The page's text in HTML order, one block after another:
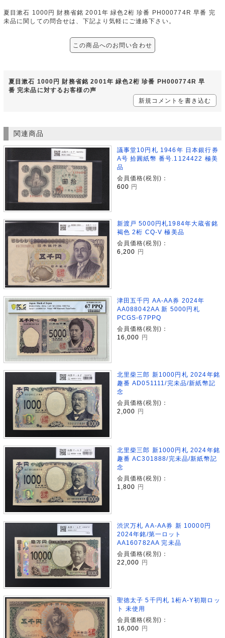
夏目漱石 1000円 財務省銘 2001年 緑色2桁 珍番 PH000774R 早番 完
未品に関しての問合せは、下記より気軽にご連絡下さい。
この商品へのお問い合わせ
夏目漱石 1000円 財務省銘 2001年 緑色2桁 珍番 PH000774R 早
番 完未品に対するお客様の声
新規コメントを書き込む
関連商品
議事堂10円札 1946年 日本銀行券
A号 拾圓紙幣 番号.1124422 極美
品
会員価格(税別)：
600 円
新渡戸 5000円札1984年大蔵省銘
褐色 2桁 CQ-V 極美品
会員価格(税別)：
6,200 円
津田五千円 AA-AA券 2024年
AA088042AA 新 5000円札
PCGS-67PPQ
会員価格(税別)：
16,000
円
北里柴三郎 新1000円札 2024年銘
趣番 AD051111/完未品/新紙幣記
念
会員価格(税別)：
2,000
円
北里柴三郎 新1000円札 2024年銘
趣番 AC301888/完未品/新紙幣記
念
会員価格(税別)：
1,800
円
渋沢万札 AA-AA券 新 10000円
2024年銘/第一ロット
AA160782AA 完未品
会員価格(税別)：
22,000 円
聖徳太子 5千円札 1桁A-Y初期ロッ
ト 未使用
会員価格(税別)：
16,000 円